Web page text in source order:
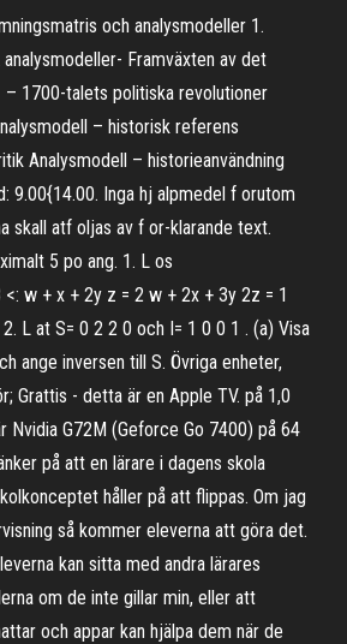
och analysmodeller 1.
Framväxten av det
– 1700-talets politiska revolutioner
– historisk referens
Analysmodell – historieanvändning
9.00{14.00. Inga hj alpmedel f orutom
skall atf oljas av f or-klarande text.
5 po ang. 1. L os
w + x + 2y z = 2 w + 2x + 3y 2z = 1
L at S= 0 2 2 0 och I= 1 0 0 1 . (a) Visa
ange inversen till S. Övriga enheter,
Grattis - detta är en Apple TV. på 1,0
Nvidia G72M (Geforce Go 7400) på 64
på att en lärare i dagens skola
håller på att flippas. Om jag
så kommer eleverna att göra det.
kan sitta med andra lärares
om de inte gillar min, eller att
och appar kan hjälpa dem när de